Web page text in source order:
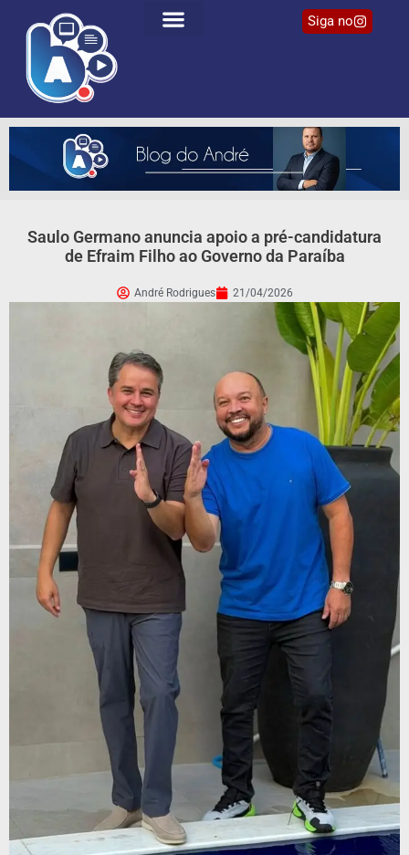
Siga no
Saulo Germano anuncia apoio a pré-candidatura
de Efraim Filho ao Governo da Paraíba
André Rodrigues 21/04/2026